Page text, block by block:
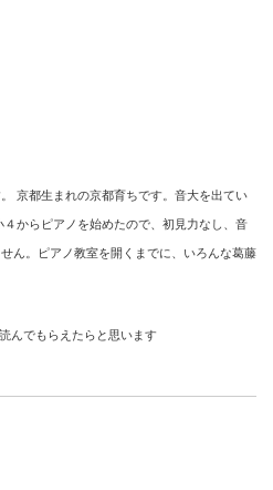
京都生まれの京都育ちです。音大を出てい
からピアノを始めたので、初見力なし、音
ん。ピアノ教室を開くまでに、いろんな葛藤
んでもらえたらと思います